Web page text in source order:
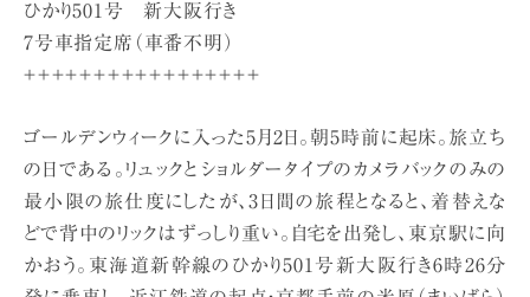
ひかり501号 新大阪行き
7号車指定席（車番不明）
＋＋＋＋＋＋＋＋＋＋＋＋＋＋＋＋＋
ゴールデンウィークに入った5月2日。朝5時前に起床。旅立ち
の日である。リュックとショルダータイプのカメラバックのみの
最小限の旅仕度にしたが、3日間の旅程となると、着替えな
どで背中のリックはずっしり重い。自宅を出発し、東京駅に向
かおう。東海道新幹線のひかり501号新大阪行き6時26分